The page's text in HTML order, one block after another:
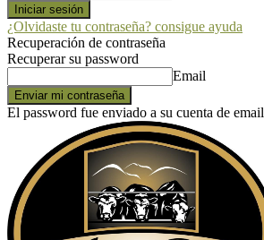
¿Olvidaste tu contraseña? consigue ayuda
Recuperación de contraseña
Recuperar su password
Email
El password fue enviado a su cuenta de email